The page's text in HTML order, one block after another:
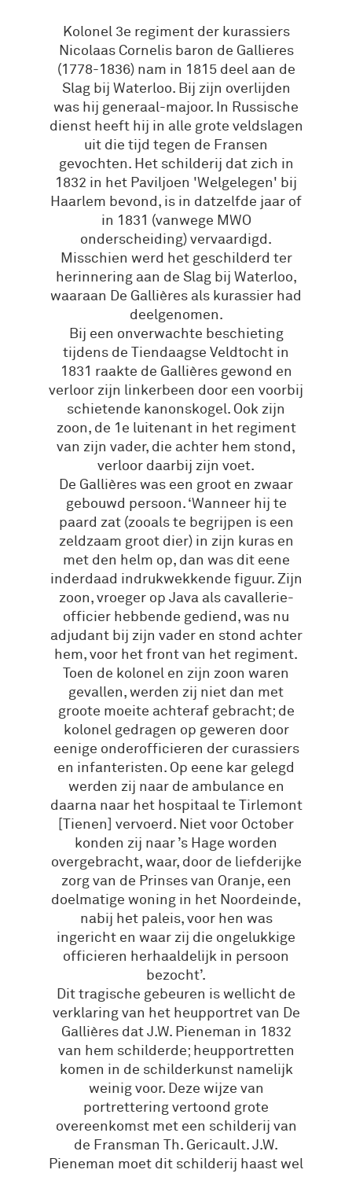
Kolonel 3e regiment der kurassiers
Nicolaas Cornelis baron de Gallieres
(1778-1836) nam in 1815 deel aan de
Slag bij Waterloo. Bij zijn overlijden
was hij generaal-majoor. In Russische
dienst heeft hij in alle grote veldslagen
uit die tijd tegen de Fransen
gevochten. Het schilderij dat zich in
1832 in het Paviljoen 'Welgelegen' bij
Haarlem bevond, is in datzelfde jaar of
in 1831 (vanwege MWO
onderscheiding) vervaardigd.
Misschien werd het geschilderd ter
herinnering aan de Slag bij Waterloo,
waaraan De Gallières als kurassier had
deelgenomen.
Bij een onverwachte beschieting
tijdens de Tiendaagse Veldtocht in
1831 raakte de Gallières gewond en
verloor zijn linkerbeen door een voorbij
schietende kanonskogel. Ook zijn
zoon, de 1e luitenant in het regiment
van zijn vader, die achter hem stond,
verloor daarbij zijn voet.
De Gallières was een groot en zwaar
gebouwd persoon. ‘Wanneer hij te
paard zat (zooals te begrijpen is een
zeldzaam groot dier) in zijn kuras en
met den helm op, dan was dit eene
inderdaad indrukwekkende figuur. Zijn
zoon, vroeger op Java als cavallerie-
officier hebbende gediend, was nu
adjudant bij zijn vader en stond achter
hem, voor het front van het regiment.
Toen de kolonel en zijn zoon waren
gevallen, werden zij niet dan met
groote moeite achteraf gebracht; de
kolonel gedragen op geweren door
eenige onderofficieren der curassiers
en infanteristen. Op eene kar gelegd
werden zij naar de ambulance en
daarna naar het hospitaal te Tirlemont
[Tienen] vervoerd. Niet voor October
konden zij naar ’s Hage worden
overgebracht, waar, door de liefderijke
zorg van de Prinses van Oranje, een
doelmatige woning in het Noordeinde,
nabij het paleis, voor hen was
ingericht en waar zij die ongelukkige
officieren herhaaldelijk in persoon
bezocht’.
Dit tragische gebeuren is wellicht de
verklaring van het heupportret van De
Gallières dat J.W. Pieneman in 1832
van hem schilderde; heupportretten
komen in de schilderkunst namelijk
weinig voor. Deze wijze van
portrettering vertoond grote
overeenkomst met een schilderij van
de Fransman Th. Gericault. J.W.
Pieneman moet dit schilderij haast wel